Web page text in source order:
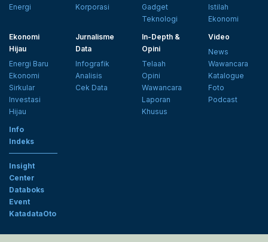
Energi
Korporasi
Gadget
Teknologi
Istilah
Ekonomi
Ekonomi
Hijau
Energi Baru
Ekonomi
Sirkular
Investasi
Hijau
Jurnalisme
Data
Infografik
Analisis
Cek Data
In-Depth &
Opini
Telaah
Opini
Wawancara
Laporan
Khusus
Video
News
Wawancara
Katalogue
Foto
Podcast
Info
Indeks
Insight
Center
Databoks
Event
KatadataOto